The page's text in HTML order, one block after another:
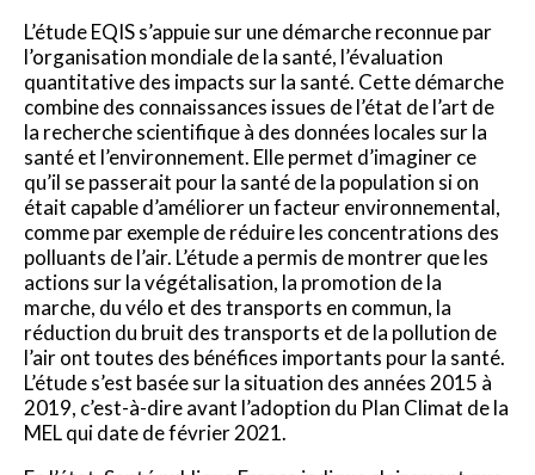
L’étude EQIS s’appuie sur une démarche reconnue par
l’organisation mondiale de la santé, l’évaluation
quantitative des impacts sur la santé. Cette démarche
combine des connaissances issues de l’état de l’art de
la recherche scientifique à des données locales sur la
santé et l’environnement. Elle permet d’imaginer ce
qu’il se passerait pour la santé de la population si on
était capable d’améliorer un facteur environnemental,
comme par exemple de réduire les concentrations des
polluants de l’air. L’étude a permis de montrer que les
actions sur la végétalisation, la promotion de la
marche, du vélo et des transports en commun, la
réduction du bruit des transports et de la pollution de
l’air ont toutes des bénéfices importants pour la santé.
L’étude s’est basée sur la situation des années 2015 à
2019, c’est-à-dire avant l’adoption du Plan Climat de la
MEL qui date de février 2021.